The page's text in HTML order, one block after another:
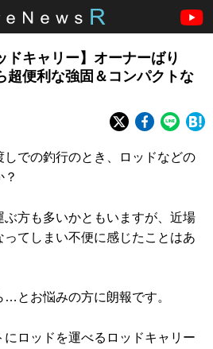
ドキャリー】オーナーばり
超便利な強固＆コンパクトな
での釣行のとき、ロッドなどの
方も多いかともいますが、近場
てしまい不便に感じたことはあ
…とお悩みの方に朗報です。
ロッドを運べるロッドキャリー